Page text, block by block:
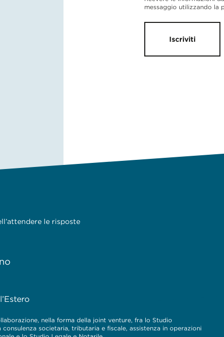
messaggio utilizzando la
Iscriviti
le risposte
nella forma della joint venture, fra lo Studio
societaria, tributaria e fiscale, assistenza in operazioni